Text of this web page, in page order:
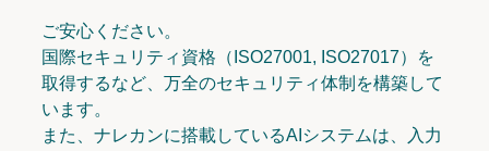
ご安心ください。
国際セキュリティ資格（ISO27001, ISO27017）を
取得するなど、万全のセキュリティ体制を構築して
います。
また、ナレカンに搭載しているAIシステムは、入力